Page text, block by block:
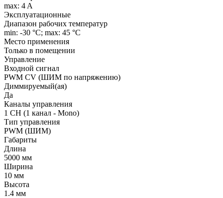
max: 4 A
Эксплуатационные
Диапазон рабочих температур
min: -30 °C; max: 45 °C
Место применения
Только в помещении
Управление
Входной сигнал
PWM СV (ШИМ по напряжению)
Диммируемый(ая)
Да
Каналы управления
1 CH (1 канал - Mono)
Тип управления
PWM (ШИМ)
Габариты
Длина
5000 мм
Ширина
10 мм
Высота
1.4 мм